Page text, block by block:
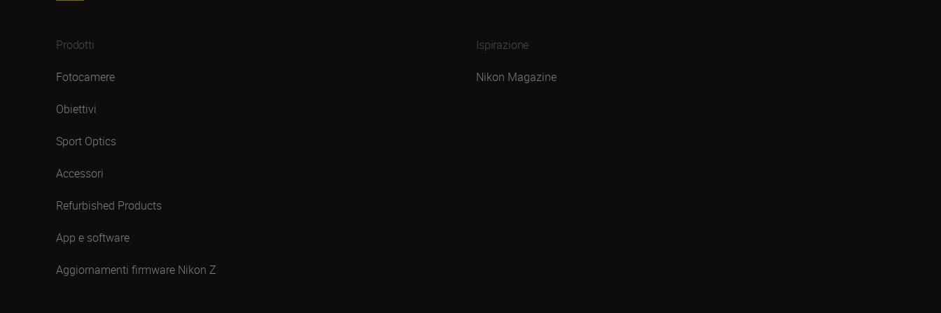
Prodotti
Fotocamere
Obiettivi
Sport Optics
Accessori
Refurbished Products
App e software
Aggiornamenti firmware Nikon Z
Ispirazione
Nikon Magazine